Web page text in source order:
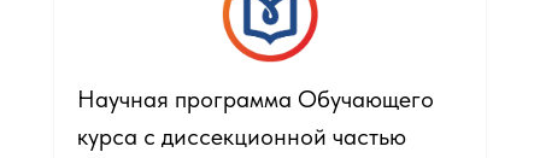
Научная программа Обучающего
курса с диссекционной частью